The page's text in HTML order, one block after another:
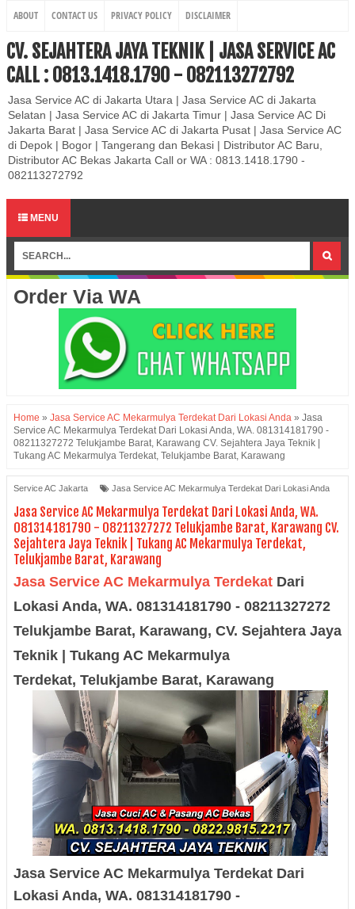
ABOUT CONTACT US PRIVACY POLICY DISCLAIMER
CV. SEJAHTERA JAYA TEKNIK | JASA SERVICE AC
CALL : 0813.1418.1790 - 082113272792
Jasa Service AC di Jakarta Utara | Jasa Service AC di Jakarta
Selatan | Jasa Service AC di Jakarta Timur | Jasa Service AC Di
Jakarta Barat | Jasa Service AC di Jakarta Pusat | Jasa Service AC
di Depok | Bogor | Tangerang dan Bekasi | Distributor AC Baru,
Distributor AC Bekas Jakarta Call or WA : 0813.1418.1790 -
082113272792
MENU
Order Via WA
Home » Jasa Service AC Mekarmulya Terdekat Dari Lokasi Anda » Jasa
Service AC Mekarmulya Terdekat Dari Lokasi Anda, WA. 081314181790 -
08211327272 Telukjambe Barat, Karawang CV. Sejahtera Jaya Teknik |
Tukang AC Mekarmulya Terdekat, Telukjambe Barat, Karawang
Service AC Jakarta Jasa Service AC Mekarmulya Terdekat Dari Lokasi Anda
Jasa Service AC Mekarmulya Terdekat Dari Lokasi Anda, WA.
081314181790 - 08211327272 Telukjambe Barat, Karawang CV.
Sejahtera Jaya Teknik | Tukang AC Mekarmulya Terdekat,
Telukjambe Barat, Karawang
Jasa Service AC Mekarmulya Terdekat Dari
Lokasi Anda, WA. 081314181790 - 08211327272
Telukjambe Barat, Karawang, CV. Sejahtera Jaya
Teknik | Tukang AC Mekarmulya
Terdekat, Telukjambe Barat, Karawang
Jasa Service AC Mekarmulya Terdekat Dari
Lokasi Anda, WA. 081314181790 -